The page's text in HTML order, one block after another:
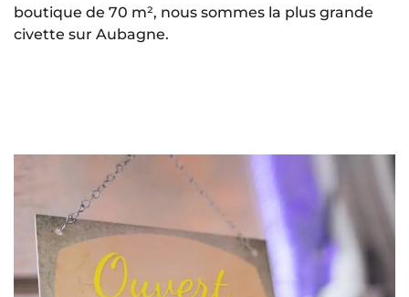
boutique de 70 m², nous sommes la plus grande
civette sur Aubagne.